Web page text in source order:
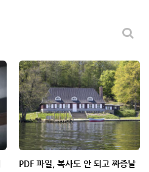
PDF 파일, 복사도 안 되고 짜증날